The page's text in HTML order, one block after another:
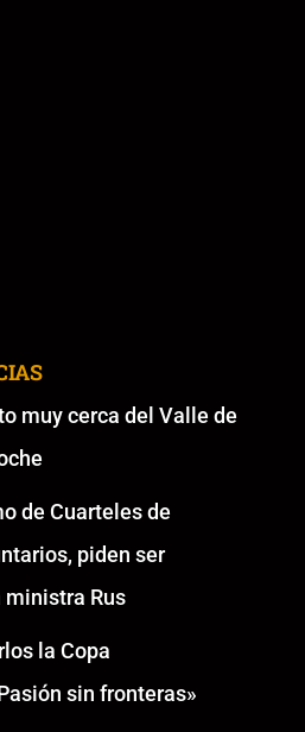
muy cerca del Valle de
de Cuarteles de
piden ser
ministra Rus
la Copa
sin fronteras»